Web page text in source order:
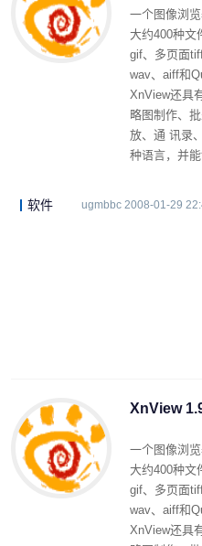
一个图像浏
大约400种文
gif、多页面
wav、aiff和
XnView还具
略图制作、
放、通 讯录
种语言，并
软件 ugmbbc 2008-01-29
XnView
一个图像浏
大约400种文
gif、多页面
wav、aiff和
XnView还具